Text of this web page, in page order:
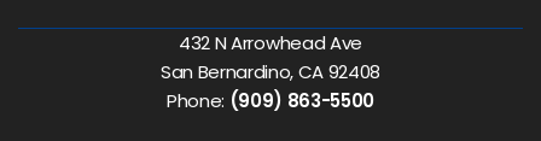
432 N Arrowhead Ave
San Bernardino, CA 92408
Phone: (909) 863-5500